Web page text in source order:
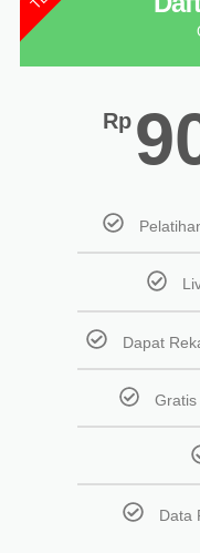
Rp
Dapat
Gratis
Data